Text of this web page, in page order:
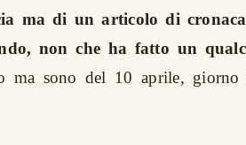
ma di un articolo di
non che ha fatto un
ma sono del 10 aprile,